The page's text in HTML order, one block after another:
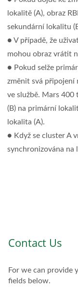
lokalitě (A), obraz
sekundární lokalitu
● V případě, že
mohou obraz vrátit
● Pokud selže
změnit svá připojení
ve službě. Mars 400
(B) na primární
lokalita (A).
● Když se cluster A
synchronizována na